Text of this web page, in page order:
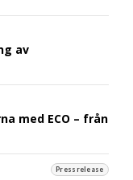
av
med ECO – från
Pressrelease